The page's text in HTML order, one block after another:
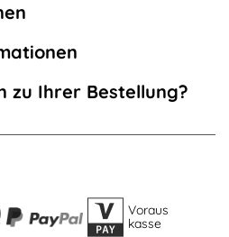
zu Ihrer Bestellung?
Voraus
kasse